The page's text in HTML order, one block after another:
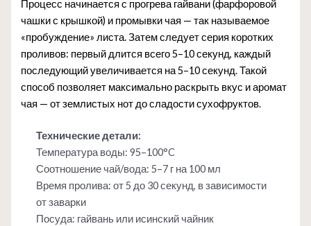
Процесс начинается с прогрева гайвани (фарфоровой
чашки с крышкой) и промывки чая — так называемое
«пробуждение» листа. Затем следует серия коротких
проливов: первый длится всего 5–10 секунд, каждый
последующий увеличивается на 5–10 секунд. Такой
способ позволяет максимально раскрыть вкус и аромат
чая — от землистых нот до сладости сухофруктов.
Технические детали:
Температура воды: 95–100°C
Соотношение чай/вода: 5–7 г на 100 мл
Время пролива: от 5 до 30 секунд, в зависимости
от заварки
Посуда: гайвань или исинский чайник